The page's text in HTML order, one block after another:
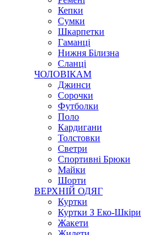
Кепки
Сумки
Шкарпетки
Гаманці
Нижня Білизна
Сланці
ЧОЛОВІКАМ
Джинси
Сорочки
Футболки
Поло
Кардигани
Толстовки
Светри
Спортивні Брюки
Майки
Шорти
ВЕРХНІЙ ОДЯГ
Куртки
Куртки З Еко-Шкіри
Жакети